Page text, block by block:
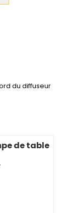
du diffuseur
de table